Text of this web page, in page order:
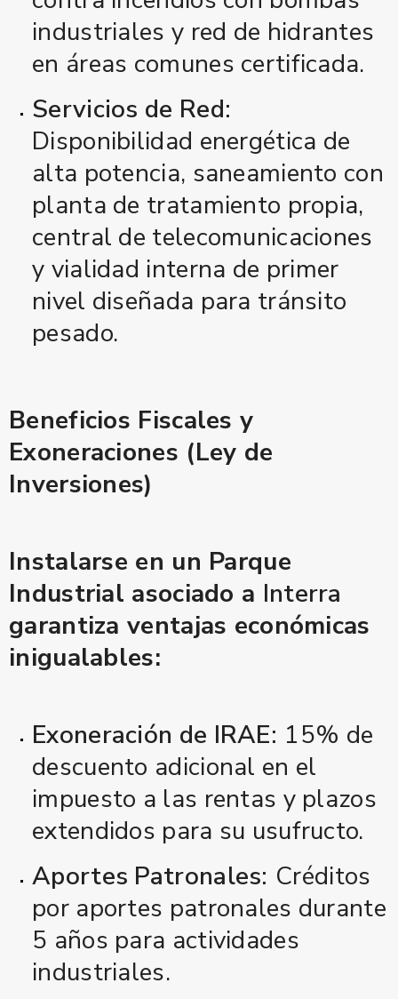
industriales y red de hidrantes
en áreas comunes certificada.
Servicios de Red:
Disponibilidad energética de
alta potencia, saneamiento con
planta de tratamiento propia,
central de telecomunicaciones
y vialidad interna de primer
nivel diseñada para tránsito
pesado.
Beneficios Fiscales y
Exoneraciones (Ley de
Inversiones)
Instalarse en un Parque
Industrial asociado a Interra
garantiza ventajas económicas
inigualables:
Exoneración de IRAE: 15% de
descuento adicional en el
impuesto a las rentas y plazos
extendidos para su usufructo.
Aportes Patronales: Créditos
por aportes patronales durante
5 años para actividades
industriales.